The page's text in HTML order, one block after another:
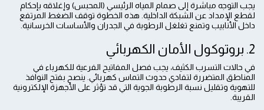
يجب التوجه مباشرة إلى صمام المياه الرئيسي (المحبس) وإغلاقه بإحكام
لقطع الإمداد عن الشبكة الداخلية. هذه الخطوة توقف الضغط المرتفع
داخل الأنابيب وتمنع تغلغل الرطوبة في الجدران والأساسات الخرسانية.
2. بروتوكول الأمان الكهربائي
في حالات التسرب الكثيف، يجب فصل المفاتيح الفرعية للكهرباء في
المناطق المتضررة لتفادي حدوث التماس كهربائي. ينصح بفتح النوافذ
للتهوية وتقليل نسبة الرطوبة الجوية التي قد تؤثر على الأجهزة الإلكترونية
القريبة.